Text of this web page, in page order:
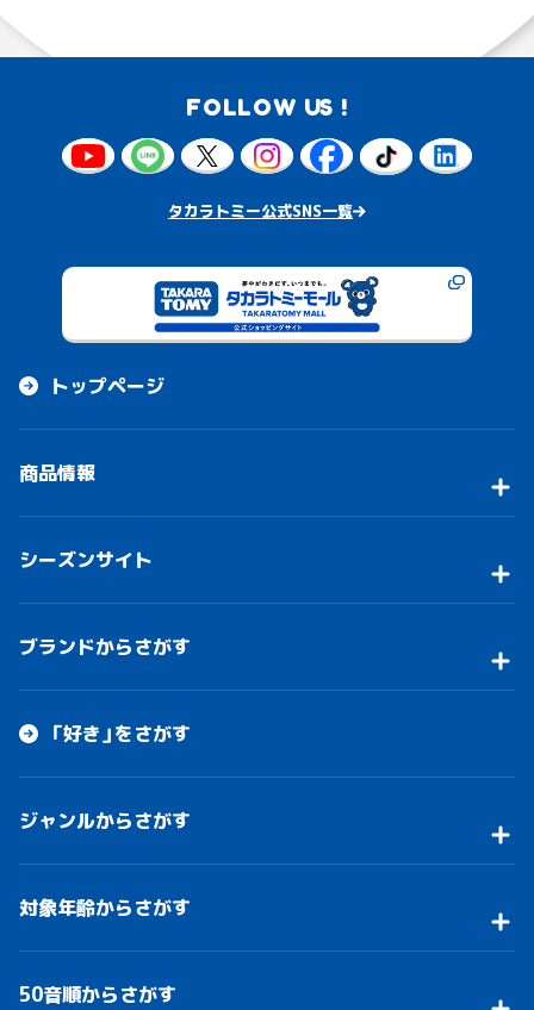
FOLLOW US !
タカラトミー公式SNS一覧
トップページ
商品情報
シーズンサイト
ブランドからさがす
「好き」をさがす
ジャンルからさがす
対象年齢からさがす
50音順からさがす